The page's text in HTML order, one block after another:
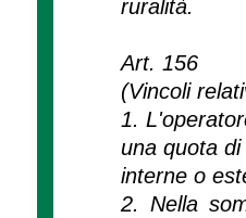
ruralità.
Art. 156
(Vincoli
1.
una quota
interne o
2. Nella